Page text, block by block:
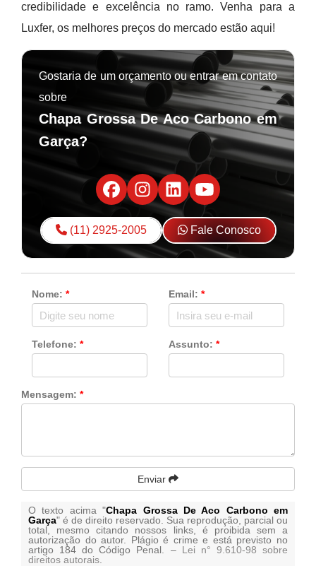
credibilidade e excelência no ramo. Venha para a
Luxfer, os melhores preços do mercado estão aqui!
Gostaria de um orçamento ou entrar em contato
sobre
Chapa Grossa De Aco Carbono em
Garça?
(11) 2925-2005 Fale Conosco
Nome: * Email: *
Telefone: * Assunto: *
Mensagem: *
Enviar
O texto acima "Chapa Grossa De Aco Carbono em
Garça" é de direito reservado. Sua reprodução, parcial ou
total, mesmo citando nossos links, é proibida sem a
autorização do autor. Plágio é crime e está previsto no
artigo 184 do Código Penal. – Lei n° 9.610-98 sobre
direitos autorais